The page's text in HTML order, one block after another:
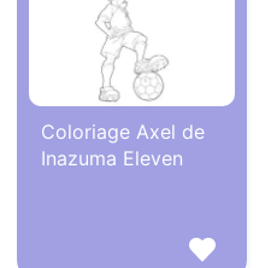
Coloriage Axel de
Inazuma Eleven